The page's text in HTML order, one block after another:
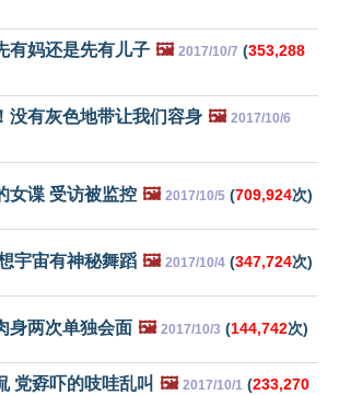
有妈还是先有儿子 🖼️ 2017/10/7 (353,288
没有灰色地带让我们容身 🖼️ 2017/10/6
女谍 受访被监控 🖼️ 2017/10/5 (709,924次)
宇宙有神秘舞蹈 🖼️ 2017/10/4 (347,724次)
身两次单独会面 🖼️ 2017/10/3 (144,742次)
党孬吓的吱哇乱叫 🖼️ 2017/10/1 (233,270